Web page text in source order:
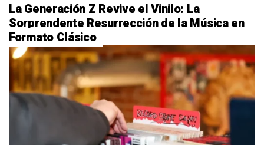
La Generación Z Revive el Vinilo: La
Sorprendente Resurrección de la Música en
Formato Clásico